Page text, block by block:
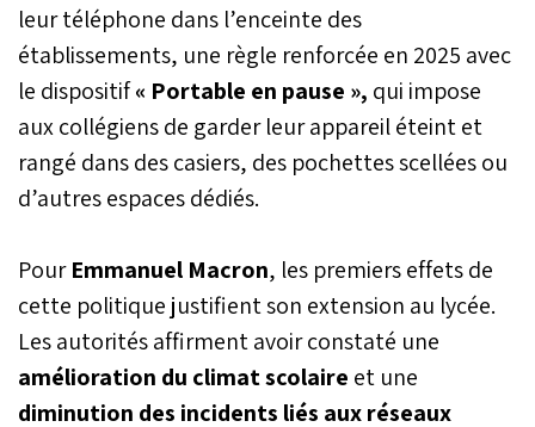
leur téléphone dans l’enceinte des
établissements, une règle renforcée en 2025 avec
le dispositif« Portable en pause », qui impose
aux collégiens de garder leur appareil éteint et
rangé dans des casiers, des pochettes scellées ou
d’autres espaces dédiés.
PourEmmanuel Macron, les premiers effets de
cette politique justifient son extension au lycée.
Les autorités affirment avoir constaté une
amélioration du climat scolaire et une
diminution des incidents liés aux réseaux